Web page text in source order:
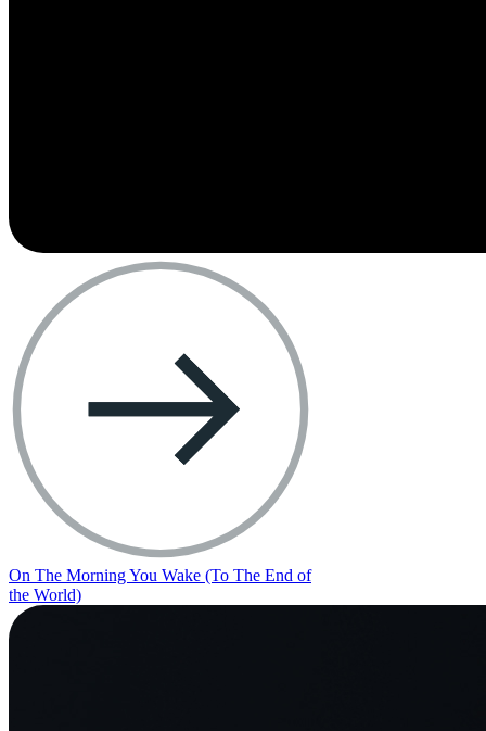
On The Morning You Wake (To The End of
the World)